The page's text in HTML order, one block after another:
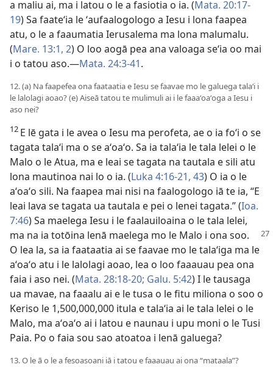
a maliu ai, ma i latou o le a fasiotia o ia. (Mata. 20:17-
19) Sa faateʻia le ʻaufaalogologo a Iesu i lona faapea
atu, o le a faaumatia Ierusalema ma lona malumalu.
(Mare. 13:1, 2) O loo aogā pea ana valoaga seʻia oo mai
i o tatou aso.—Mata. 24:3-41.
12. (a) Na faapefea ona faataatia e Iesu se faavae mo le galuega talaʻi i
le lalolagi aoao? (e) Aiseā tatou te mulimuli ai i le faaaʻoaʻoga a Iesu i
aso nei?
12 E lē gata i le avea o Iesu ma perofeta, ae o ia foʻi o se
tagata talaʻi ma o se aʻoaʻo. Sa ia talaʻia le tala lelei o le
Malo o le Atua, ma e leai se tagata na tautala e sili atu
lona mautinoa nai lo o ia. (Luka 4:16-21, 43) O ia o le
aʻoaʻo sili. Na faapea mai nisi na faalogologo iā te ia, “E
leai lava se tagata ua tautala e pei o lenei tagata.” (Ioa.
7:46) Sa maelega Iesu i le faalauiloaina o le tala lelei,
ma na ia totōina lenā maelega mo le Malo i ona soo.
O lea la, sa ia faataatia ai se faavae mo le talaʻiga ma le
aʻoaʻo atu i le lalolagi aoao, lea o loo faaauau pea ona
faia i aso nei. (Mata. 28:18-20; Galu. 5:42) I le tausaga
ua mavae, na faaalu ai e le tusa o le fitu miliona o soo o
Keriso le 1,500,000,000 itula e talaʻia ai le tala lelei o le
Malo, ma aʻoaʻo ai i latou e naunau i upu moni o le Tusi
Paia. Po o faia sou sao atoatoa i lenā galuega?
13. O le ā o le a fesoasoani iā i tatou e faaauau ai ona “mataala”?